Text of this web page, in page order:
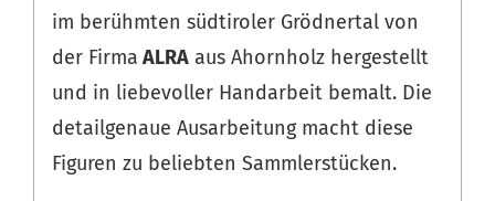
im berühmten südtiroler Grödnertal von
der Firma ALRAaus Ahornholz hergestellt
und in liebevoller Handarbeit bemalt. Die
detailgenaue Ausarbeitung macht diese
Figuren zu beliebten Sammlerstücken.